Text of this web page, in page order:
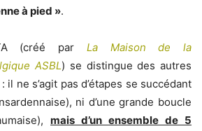
à pied ».
(créé par La Maison de la
ASBL) se distingue des autres
ne s’agit pas d’étapes se succédant
ni d’une grande boucle
mais d’un ensemble de 5